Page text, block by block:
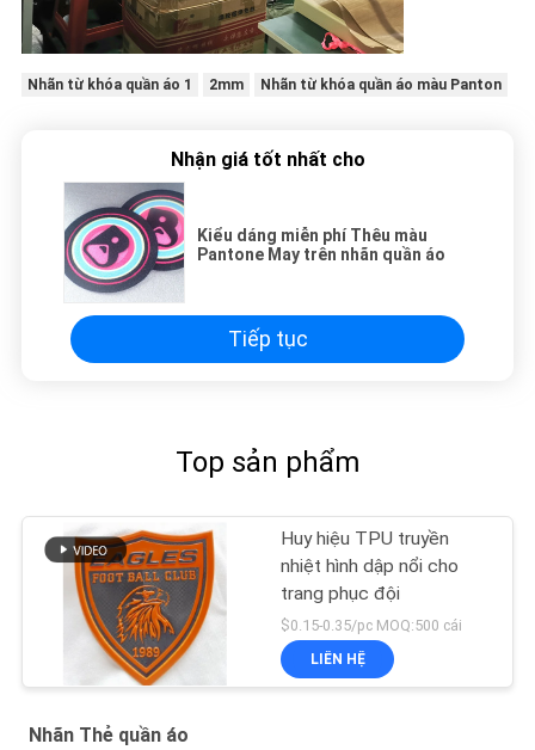
Nhãn từ khóa quần áo 1 2mm Nhãn từ khóa quần áo màu Panton
Nhận giá tốt nhất cho
Kiểu dáng miễn phí Thêu màu
Pantone May trên nhãn quần áo
Tiếp tục
Top sản phẩm
Huy hiệu TPU truyền
nhiệt hình dập nổi cho
trang phục đội
$0.15-0.35/pc MOQ:500 cái
LIÊN HỆ
Nhãn Thẻ quần áo